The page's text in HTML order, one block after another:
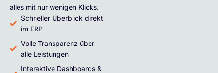
alles mit nur wenigen Klicks.
Schneller Überblick direkt
im ERP
Volle Transparenz über
alle Leistungen
Interaktive Dashboards &